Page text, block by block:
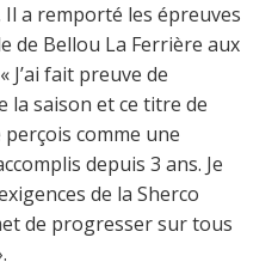
Il a remporté les épreuves
de Bellou La Ferrière aux
J’ai fait preuve de
saison et ce titre de
comme une
depuis 3 ans. Je
de la Sherco
de progresser sur tous